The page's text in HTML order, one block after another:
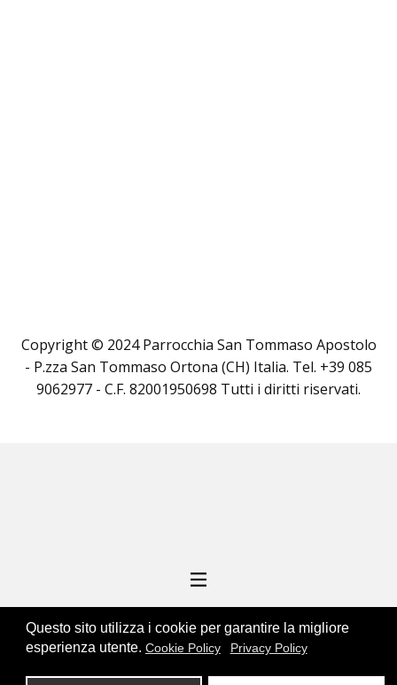
Questo sito utilizza i cookie per garantire la migliore
esperienza utente. Cookie Policy Privacy Policy
Copyright © 2024 Parrocchia San Tommaso Apostolo
- P.zza San Tommaso Ortona (CH) Italia. Tel. +39 085
9062977 - C.F. 82001950698 Tutti i diritti riservati.
ENGINEERING BY